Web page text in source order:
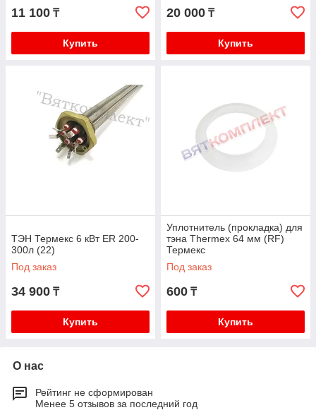
11 100 ₸
Купить
20 000 ₸
Купить
ТЭН Термекс 6 кВт ER 200-
300л (22)
Под заказ
34 900 ₸
Купить
Уплотнитель (прокладка) для
тэна Thermex 64 мм (RF)
Термекс
Под заказ
600 ₸
Купить
О нас
Рейтинг не сформирован
Менее 5 отзывов за последний год